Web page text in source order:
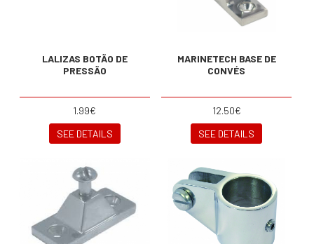
LALIZAS BOTÃO DE
PRESSÃO
1.99€
SEE DETAILS
MARINETECH BASE DE
CONVÉS
12.50€
SEE DETAILS